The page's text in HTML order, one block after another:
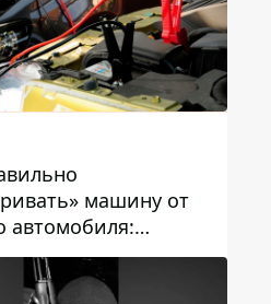
машину от
автомобиля:
для водителей